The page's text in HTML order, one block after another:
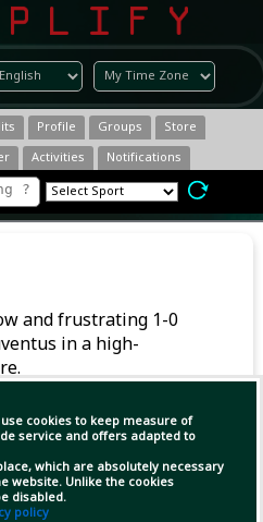
cookies to keep measure of
service and offers adapted to
which are absolutely necessary
website. Unlike the cookies
disabled.
policy
Profile Groups
Store
Activities Notifications
and frustrating 1-0
in a high-